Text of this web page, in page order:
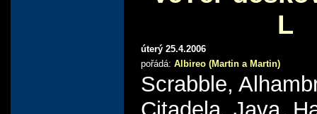
L
úterý 25.4.2006
pořádá: Albireo (Martin a Martin)
Scrabble,